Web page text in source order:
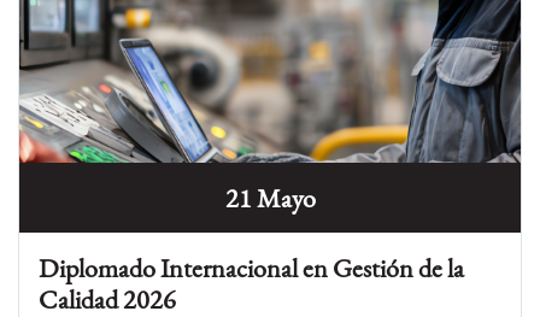
21 Mayo
Diplomado Internacional en Gestión de la
Calidad 2026